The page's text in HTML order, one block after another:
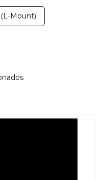
Mount)